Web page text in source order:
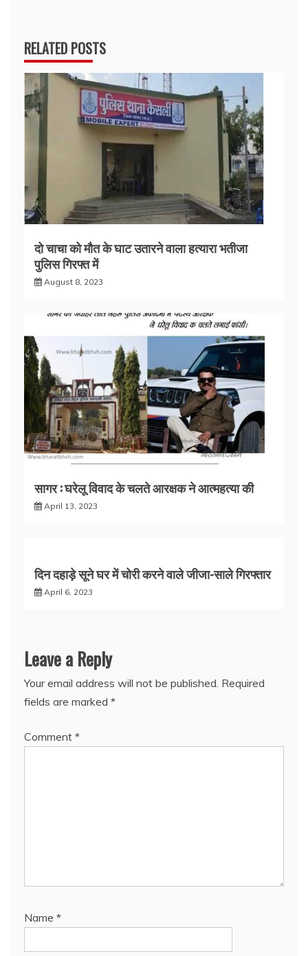
RELATED POSTS
दो चाचा को मौत के घाट उतारने वाला हत्यारा भतीजा
पुलिस गिरफ्त में
August 8, 2023
सागर : घरेलू विवाद के चलते आरक्षक ने आत्महत्या की
April 13, 2023
दिन दहाड़े सूने घर में चोरी करने वाले जीजा-साले गिरफ्तार
April 6, 2023
Leave a Reply
Your email address will not be published. Required
fields are marked *
Comment *
Name *